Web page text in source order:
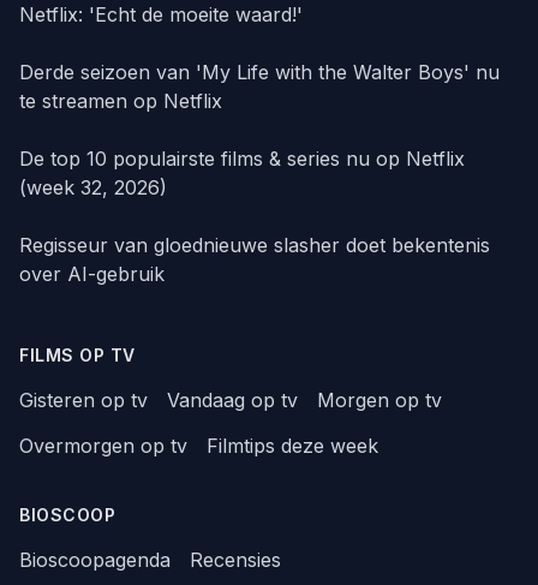
Netflix: 'Echt de moeite waard!'
Derde seizoen van 'My Life with the Walter Boys' nu
te streamen op Netflix
De top 10 populairste films & series nu op Netflix
(week 32, 2026)
Regisseur van gloednieuwe slasher doet bekentenis
over AI-gebruik
FILMS OP TV
Gisteren op tv Vandaag op tv
Morgen op tv
Overmorgen op tv
Filmtips deze week
BIOSCOOP
Bioscoopagenda
Recensies